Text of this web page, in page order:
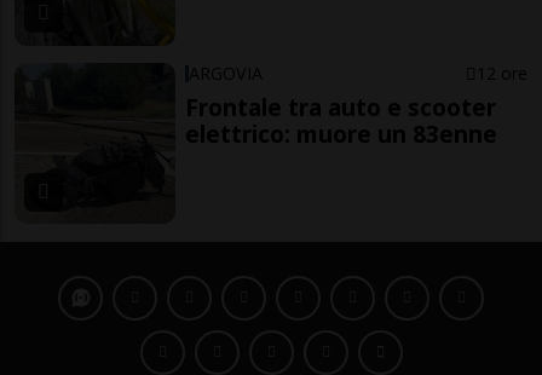
ARGOVIA 12 ore
Frontale tra auto e scooter
elettrico: muore un 83enne